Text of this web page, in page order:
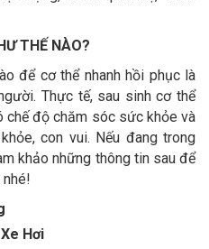
THẾ NÀO?
để cơ thể nhanh hồi phục là
Thực tế, sau sinh cơ thể
chế độ chăm sóc sức khỏe và
con vui. Nếu đang trong
khảo những thông tin sau để
Hơi